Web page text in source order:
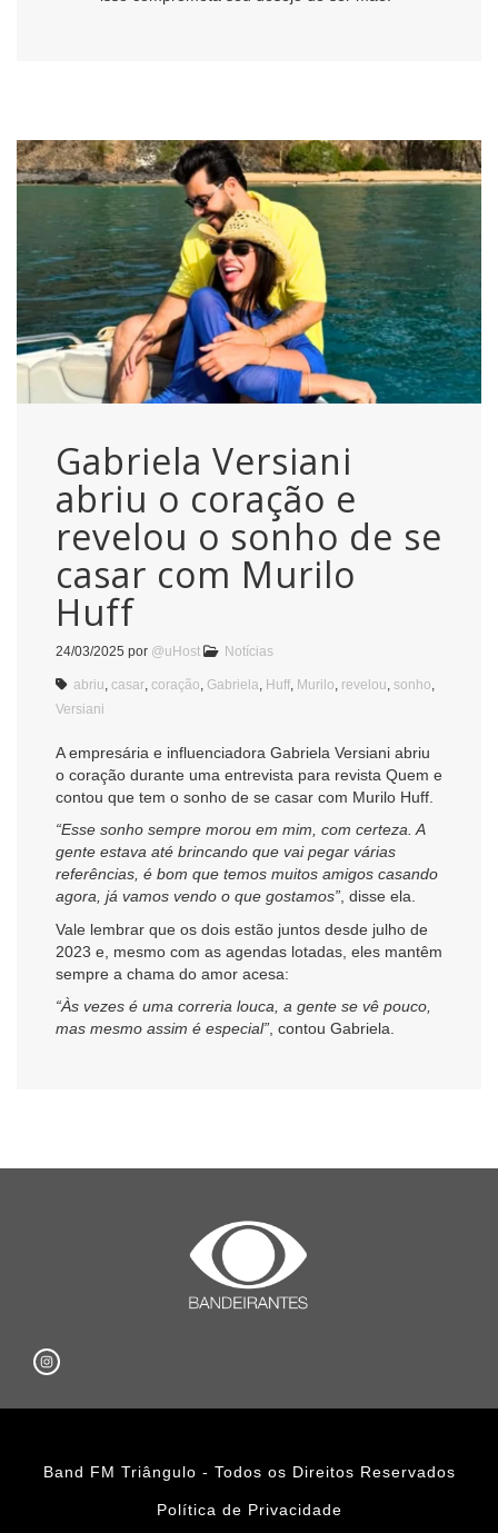
Gabriela Versiani
abriu o coração e
revelou o sonho de se
casar com Murilo
Huff
24/03/2025 por @uHost Notícias
abriu casar coração Gabriela Huff Murilo revelou sonho
Versiani
A empresária e influenciadora Gabriela Versiani abriu
o coração durante uma entrevista para revista Quem e
contou que tem o sonho de se casar com Murilo Huff.
“Esse sonho sempre morou em mim, com certeza. A
gente estava até brincando que vai pegar várias
referências, é bom que temos muitos amigos casando
agora, já vamos vendo o que gostamos” , disse ela.
Vale lembrar que os dois estão juntos desde julho de
2023 e, mesmo com as agendas lotadas, eles mantêm
sempre a chama do amor acesa:
“Às vezes é uma correria louca, a gente se vê pouco,
mas mesmo assim é especial” , contou Gabriela.
Band FM Triângulo - Todos os Direitos Reservados
Política de Privacidade